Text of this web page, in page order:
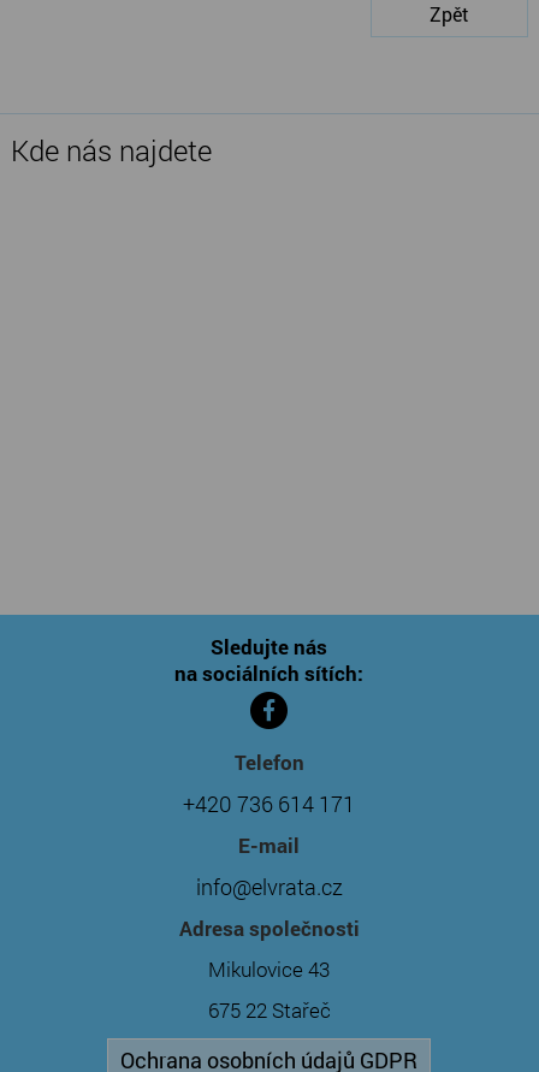
Zpět
Kde nás najdete
Sledujte nás
na sociálních sítích:
Telefon
+420 736 614 171
E-mail
info@elvrata.cz
Adresa společnosti
Mikulovice 43
675 22 Stařeč
Ochrana osobních údajů GDPR